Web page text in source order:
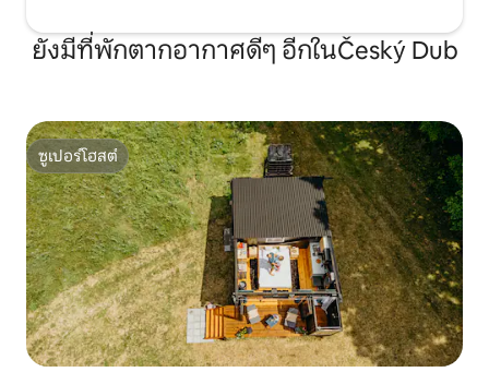
ยังมีที่พักตากอากาศดีๆ อีกในČeský Dub
ซูเปอร์โฮสต์
ซูเปอร์โฮสต์